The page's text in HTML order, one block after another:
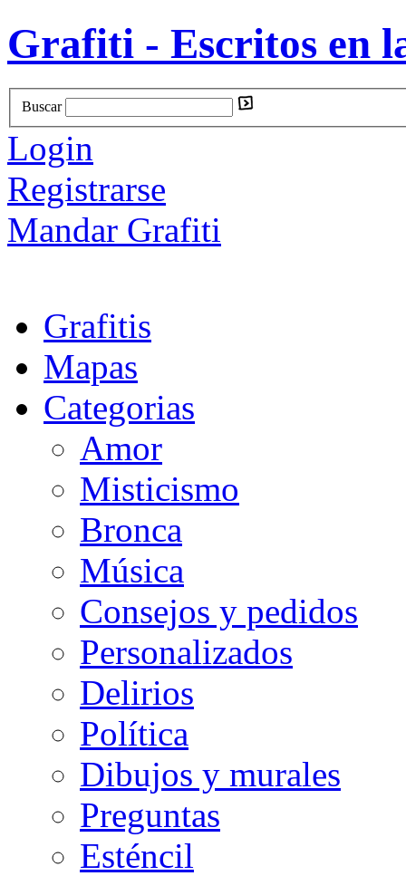
Grafiti - Escritos en
Buscar
Login
Registrarse
Mandar Grafiti
Grafitis
Mapas
Categorias
Amor
Misticismo
Bronca
Música
Consejos y pedidos
Personalizados
Delirios
Política
Dibujos y murales
Preguntas
Esténcil